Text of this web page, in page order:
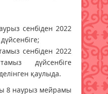
сенбіден 2022
сенбіден 2022
дүйсенбіге
қаулыда.
8 наурыз мейрамы